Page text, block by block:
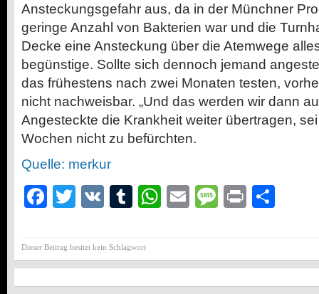
Ansteckungsgefahr aus, da in der Münchner
geringe Anzahl von Bakterien war und die
Decke eine Ansteckung über die Atemwege
begünstige. Sollte sich dennoch jemand
das frühestens nach zwei Monaten testen,
nicht nachweisbar. „Und das werden wir dann
Angesteckte die Krankheit weiter übertragen,
Wochen nicht zu befürchten.
Quelle: merkur
Facebook
Twitter
VK Tumblr
WhatsApp
EmailMessage
Print
Dieser Beitrag besitzt kein Schlagwort